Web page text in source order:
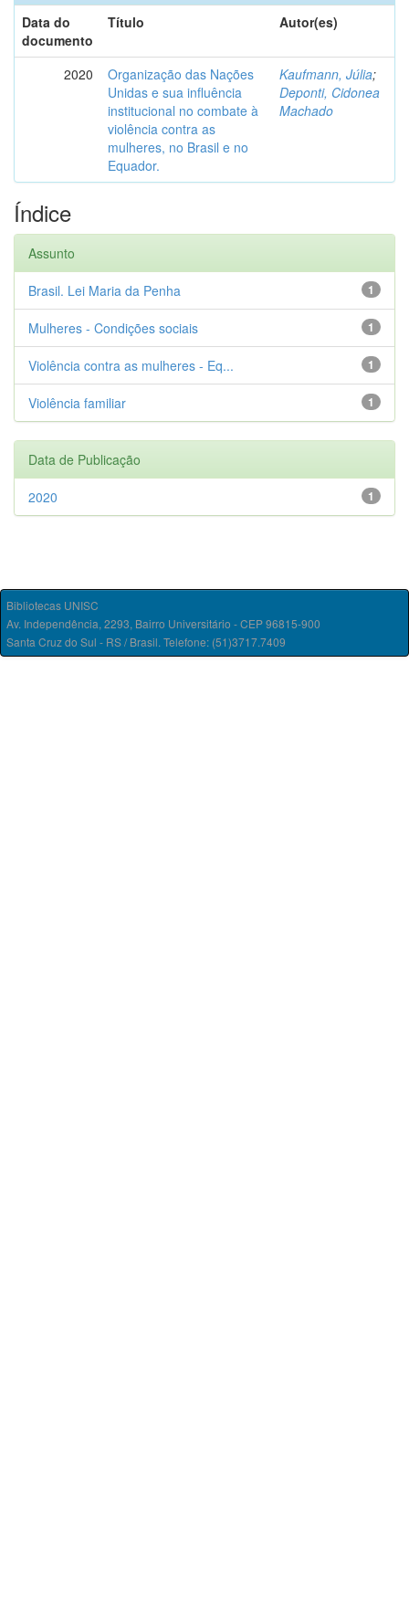
Data do
documento
Título Autor(es)
2020
Organização das Nações
Unidas e sua influência
institucional no combate à
violência contra as
mulheres, no Brasil e no
Equador.
Kaufmann, Júlia;
Deponti, Cidonea
Machado
Índice
Assunto
1
Brasil. Lei Maria da Penha
1
Mulheres - Condições sociais
1
Violência contra as mulheres - Eq...
1
Violência familiar
Data de Publicação
1
2020
Bibliotecas UNISC
Av. Independência, 2293, Bairro Universitário - CEP 96815-900
Santa Cruz do Sul - RS / Brasil. Telefone: (51)3717.7409